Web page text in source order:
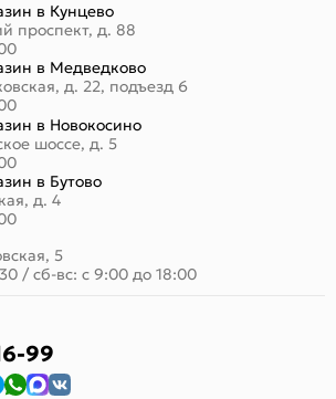
в Кунцево
проспект, д. 88
в Медведково
д. 22, подъезд 6
в Новокосино
шоссе, д. 5
в Бутово
д. 4
5
/ сб-вс: с 9:00 до 18:00
99